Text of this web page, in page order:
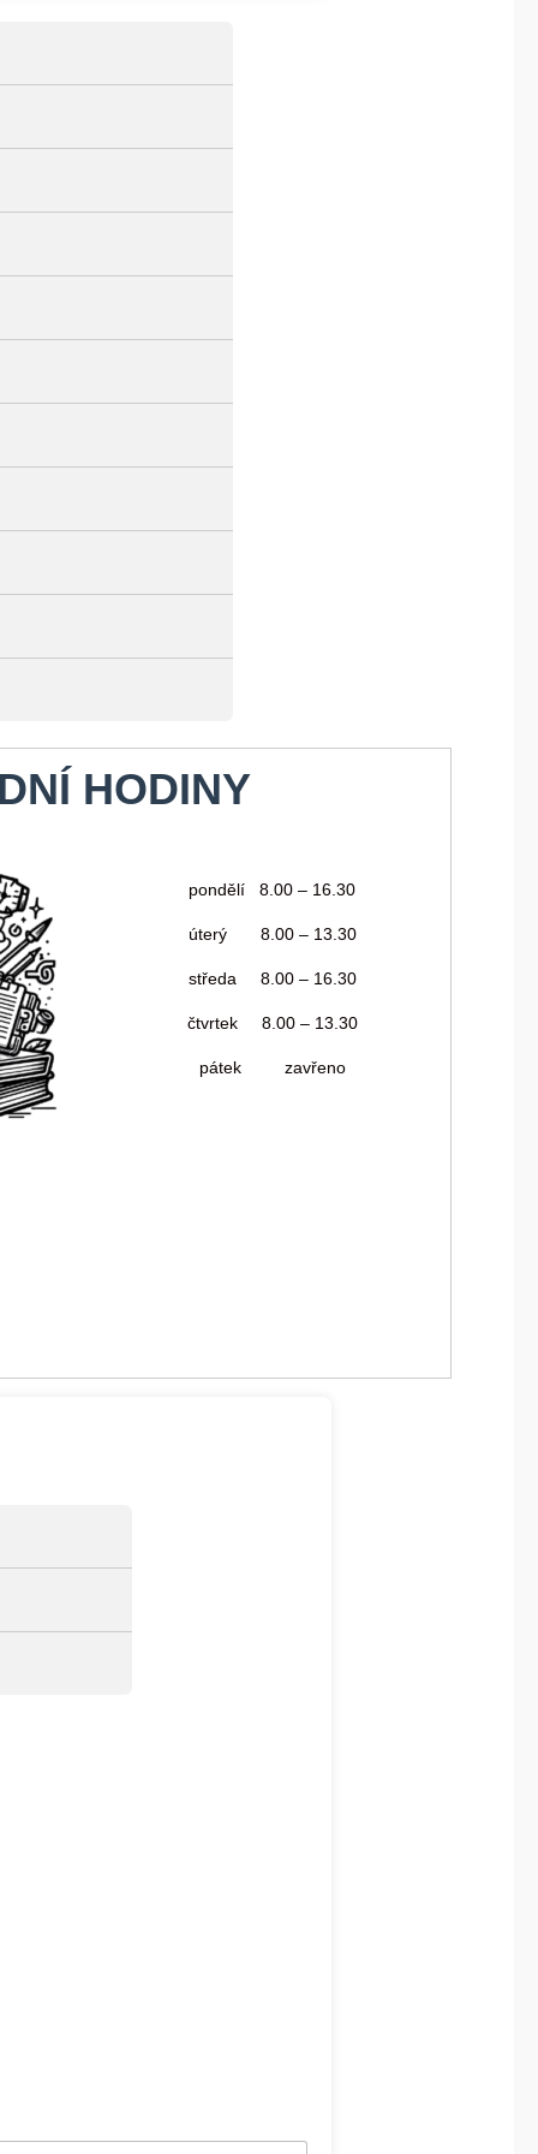
HODINY
pondělí 8.00 – 16.30
úterý 8.00 – 13.30
středa 8.00 – 16.30
čtvrtek 8.00 – 13.30
pátek zavřeno